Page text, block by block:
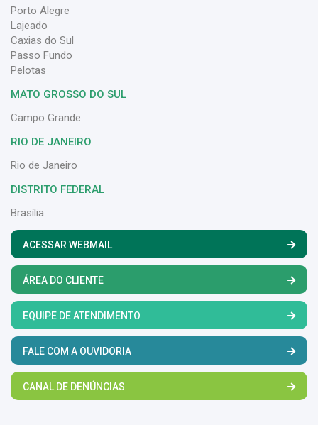
Porto Alegre
Lajeado
Caxias do Sul
Passo Fundo
Pelotas
MATO GROSSO DO SUL
Campo Grande
RIO DE JANEIRO
Rio de Janeiro
DISTRITO FEDERAL
Brasília
ACESSAR WEBMAIL
ÁREA DO CLIENTE
EQUIPE DE ATENDIMENTO
FALE COM A OUVIDORIA
CANAL DE DENÚNCIAS